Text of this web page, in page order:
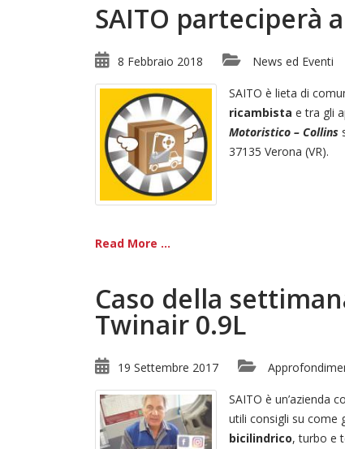
SAITO parteciperà
8 Febbraio 2018 News ed Eventi
SAITO è lieta di
ricambista e tra gli
Motoristico – Collins
37135 Verona (VR).
Read More ...
Caso della
Twinair 0.9L
19 Settembre 2017
SAITO è un’azienda
utili consigli su come
bicilindrico, turbo e